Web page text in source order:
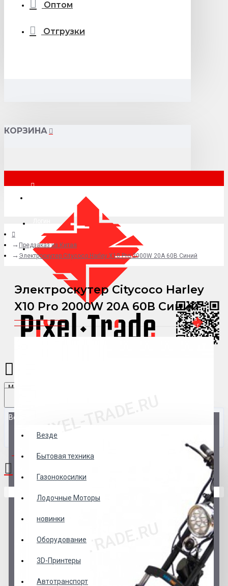
Оптом
Отгрузки
КОРЗИНА
+7 (495) 015-41-41
Menu
Везде
Везде
Бытовая техника
Газонокосилки
Лодочные Моторы
новинки
Оборудование
3D-Принтеры
Автотранспорт
0 товар(ов) - 0 р.
Предзаказ из Китая
Электроскутер Citycoco Harley X10 Pro 2000W 20А 60В Синий
Электроскутер Citycoco Harley
X10 Pro 2000W 20А 60В Синий